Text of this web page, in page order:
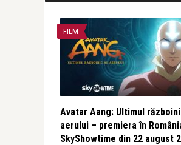
FILM
Avatar Aang: Ultimul
aerului – premiera în
SkyShowtime din 22 august